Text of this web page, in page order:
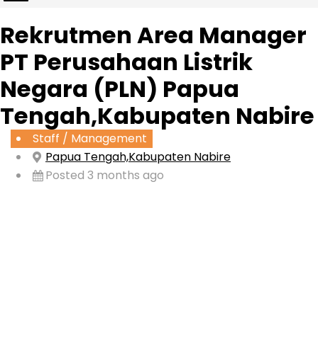
Rekrutmen Area Manager
PT Perusahaan Listrik
Negara (PLN) Papua
Tengah,Kabupaten Nabire
Staff / Management
Papua Tengah,Kabupaten Nabire
Posted 3 months ago